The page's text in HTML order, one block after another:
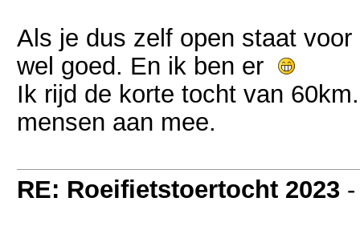
Als je dus zelf open staat
wel goed. En ik ben er
Ik rijd de korte tocht van
mensen aan mee.
RE: Roeifietstoertocht 2023